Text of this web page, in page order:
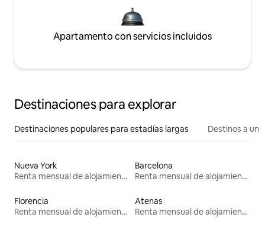
Apartamento con servicios incluidos
Destinaciones para explorar
Destinaciones populares para estadías largas Destinos a un
Nueva York
Renta mensual de alojamientos
Barcelona
Renta mensual de alojamientos
Florencia
Renta mensual de alojamientos
Atenas
Renta mensual de alojamientos